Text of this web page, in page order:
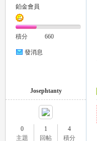
鉑金會員
積分 660
發消息
Josephtanty
0
主題
1
回帖
4
積分